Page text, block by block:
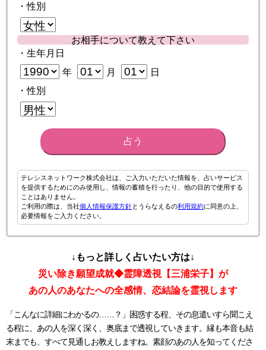
・性別
お相手について教えて下さい
・生年月日
年 月
日
・性別
占う
テレシスネットワーク株式会社は、ご入力いただいた情報を、占いサービス
を提供するためにのみ使用し、情報の蓄積を行ったり、他の目的で使用する
ことはありません。
ご利用の際は、当社個人情報保護方針とうらなえるの利用規約に同意の上、
必要情報をご入力ください。
↓もっと詳しく占いたい方は↓
災い除き願望成就◆霊障透視【三浦栄子】が
あの人のあなたへの全感情、恋結論を霊視します
「こんなに詳細にわかるの……？」困惑する程、その息遣いすら聞こえ
る程に、あの人を深く深く、奥底まで透視していきます。縁も本音も結
末までも、すべて見通しお教えしますね。素顔のあの人を知ってくださ